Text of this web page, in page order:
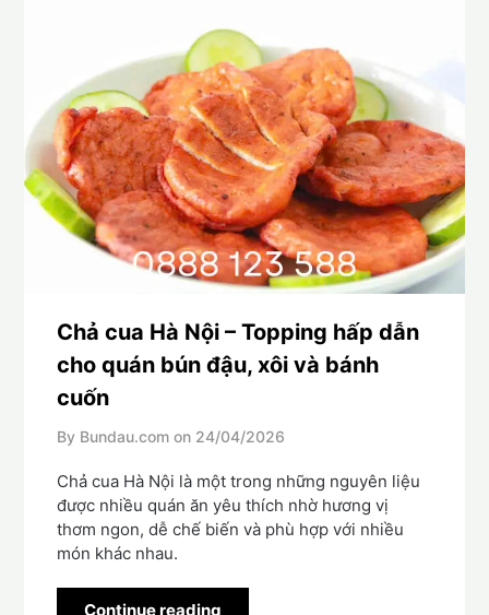
Chả cua Hà Nội – Topping hấp dẫn
cho quán bún đậu, xôi và bánh
cuốn
By Bundau.com on 24/04/2026
Chả cua Hà Nội là một trong những nguyên liệu
được nhiều quán ăn yêu thích nhờ hương vị
thơm ngon, dễ chế biến và phù hợp với nhiều
món khác nhau.
Continue reading